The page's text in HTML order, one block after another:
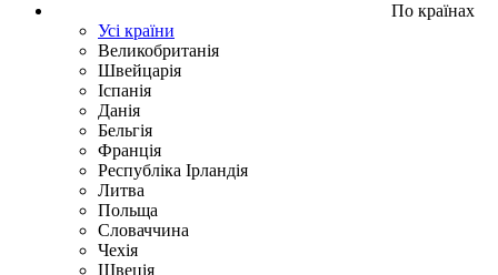
По країнах
Усі країни
Великобританія
Швейцарія
Іспанія
Данія
Бельгія
Франція
Республіка Ірландія
Литва
Польща
Словаччина
Чехія
Швецiя